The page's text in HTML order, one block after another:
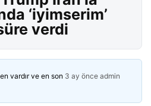
‘iyimserim’
verdi
vardır ve en son 3 ay önce admin